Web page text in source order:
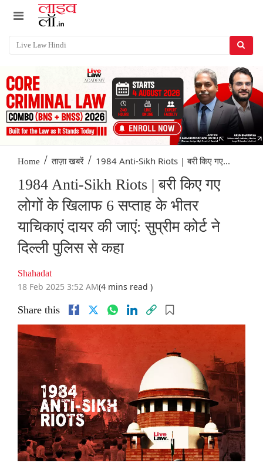
Home / ताज़ा खबरें / 1984 Anti-Sikh Riots | बरी किए गए...
1984 Anti-Sikh Riots | बरी किए गए
लोगों के खिलाफ 6 सप्ताह के भीतर
याचिकाएं दायर की जाएं: सुप्रीम कोर्ट ने
दिल्ली पुलिस से कहा
Shahadat
18 Feb 2025 3:52 AM(4 mins read )
Share this